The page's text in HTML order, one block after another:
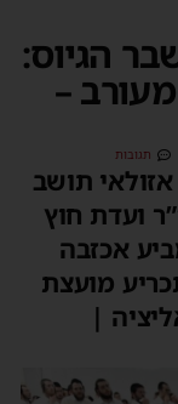
הגיוס:
–
תגובות
תושב
חוץ
אכזבה
מועצת
|